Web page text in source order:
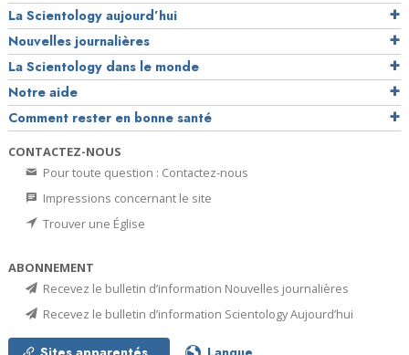
La Scientology aujourd’hui
Nouvelles journalières
La Scientology dans le monde
Notre aide
Comment rester en bonne santé
CONTACTEZ-NOUS
Pour toute question : Contactez-nous
Impressions concernant le site
Trouver une Église
ABONNEMENT
Recevez le bulletin d’information Nouvelles journalières
Recevez le bulletin d’information Scientology Aujourd’hui